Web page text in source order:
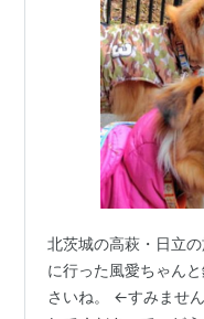
北茨城の高萩・日立
に行った風愛ちゃん
さいね。 ←すみませ